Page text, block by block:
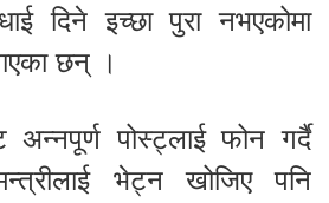
दिने इच्छा पुरा नभएकोमा
छन् ।
पोस्ट्लाई फोन गर्दै
भेट्न खोजिए पनि